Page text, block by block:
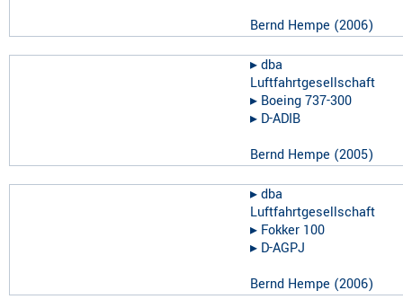
Bernd Hempe (2006)
▸︎dba
Luftfahrtgesellschaft
▸︎ Boeing 737-300
▸︎ D-ADIB
Bernd Hempe (2005)
▸︎dba
Luftfahrtgesellschaft
▸︎ Fokker 100
▸︎ D-AGPJ
Bernd Hempe (2006)